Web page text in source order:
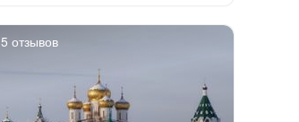
5 отзывов